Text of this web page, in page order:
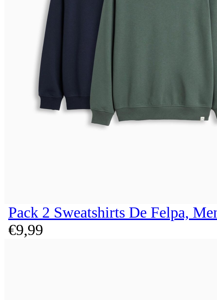
Pack 2 Sweatshirts De Felpa,
€9,99